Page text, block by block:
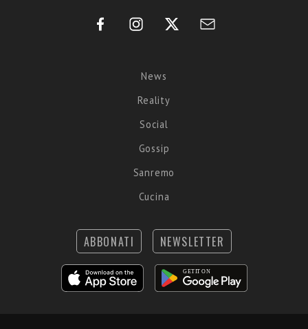
News
Reality
Social
Gossip
Sanremo
Cucina
ABBONATI NEWSLETTER